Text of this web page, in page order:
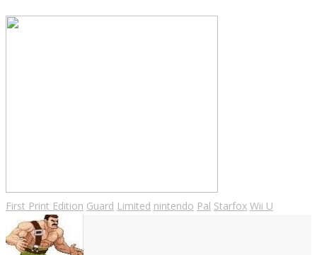
First Print Edition Guard Limited nintendo Pal Starfox Wii U